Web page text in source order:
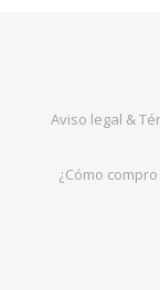
Aviso legal &
¿Cómo